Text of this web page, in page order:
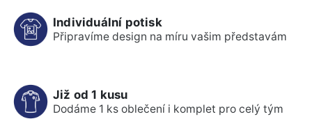
Individuální potisk
Připravíme design na míru vašim představám
Již od 1 kusu
Dodáme 1 ks oblečení i komplet pro celý tým